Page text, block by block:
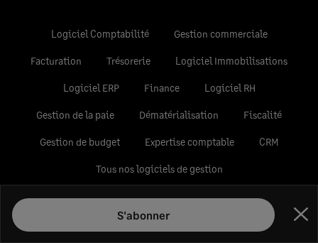
Logiciel Comptabilité Gestion commerciale
Facturation Trésorerie Logiciel Immobilisations
Logiciel ERP Finance Logiciel RH
Gestion de la paie Dématérialisation Fiscalité
Gestion de budget Expertise comptable CRM
Tous nos logiciels de gestion
© Sage Group plc 2026 Informations légales
S'abonner